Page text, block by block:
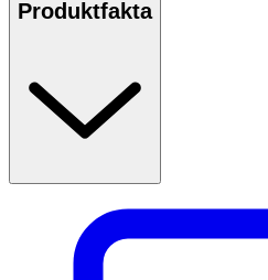
Produktfakta